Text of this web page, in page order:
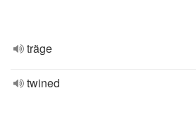
träge
twined